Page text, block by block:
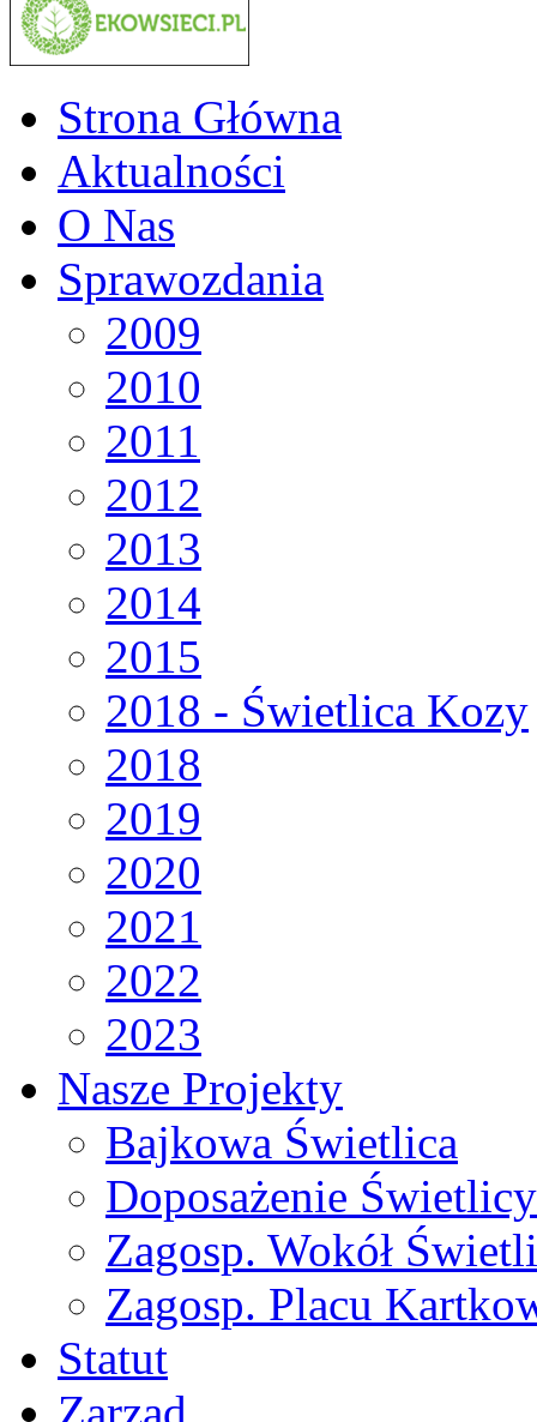
Strona Główna
Aktualności
O Nas
Sprawozdania
2009
2010
2011
2012
2013
2014
2015
2018 - Świetlica Kozy
2018
2019
2020
2021
2022
2023
Nasze Projekty
Bajkowa Świetlica
Doposażenie Świetlicy
Zagosp. Wokół
Zagosp. Placu
Statut